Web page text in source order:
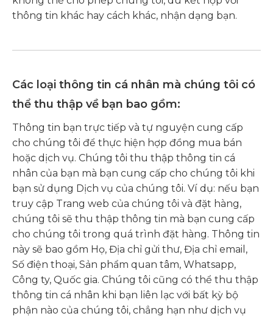
thông tin khác hay cách khác, nhận dạng bạn.
Các loại thông tin cá nhân mà chúng tôi có
thể thu thập về bạn bao gồm:
Thông tin bạn trực tiếp và tự nguyện cung cấp
cho chúng tôi để thực hiện hợp đồng mua bán
hoặc dịch vụ. Chúng tôi thu thập thông tin cá
nhân của bạn mà bạn cung cấp cho chúng tôi khi
bạn sử dụng Dịch vụ của chúng tôi. Ví dụ: nếu bạn
truy cập Trang web của chúng tôi và đặt hàng,
chúng tôi sẽ thu thập thông tin mà bạn cung cấp
cho chúng tôi trong quá trình đặt hàng. Thông tin
này sẽ bao gồm Họ, Địa chỉ gửi thư, Địa chỉ email,
Số điện thoại, Sản phẩm quan tâm, Whatsapp,
Công ty, Quốc gia. Chúng tôi cũng có thể thu thập
thông tin cá nhân khi bạn liên lạc với bất kỳ bộ
phận nào của chúng tôi, chẳng hạn như dịch vụ